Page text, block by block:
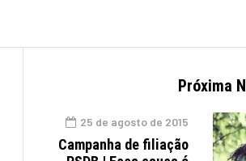
Próxima
25 de agosto de 2015
Campanha de filiação